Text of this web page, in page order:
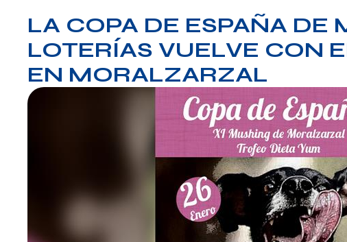
LA COPA DE ESPAÑA DE
LOTERÍAS VUELVE CON
EN MORALZARZAL